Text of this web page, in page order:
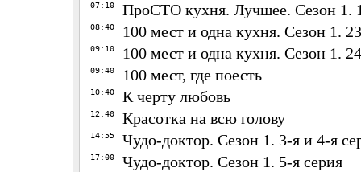
07:10 ПроСТО кухня. Лучшее. Сезон 1.
08:40 100 мест и одна кухня. Сезон 1.
09:10 100 мест и одна кухня. Сезон 1.
09:40 100 мест, где поесть
10:40 К черту любовь
12:40 Красотка на всю голову
14:55 Чудо-доктор. Сезон 1. 3-я и 4-я
17:00 Чудо-доктор. Сезон 1. 5-я серия